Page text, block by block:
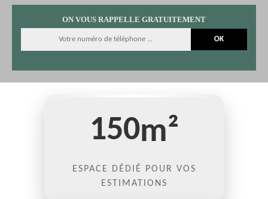
ON VOUS RAPPELLE GRATUITEMENT
150m²
ESPACE DÉDIÉ POUR VOS
ESTIMATIONS